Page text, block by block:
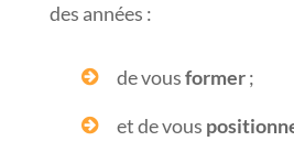
des années :
de vousformer;
et de vous